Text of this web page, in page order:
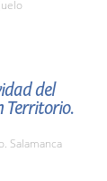
del
Territorio.
Salamanca